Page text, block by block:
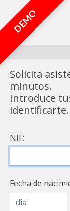
DEMO
0%
Solicita
minutos.
Introduce
identificarte.
NIF:
Fecha de